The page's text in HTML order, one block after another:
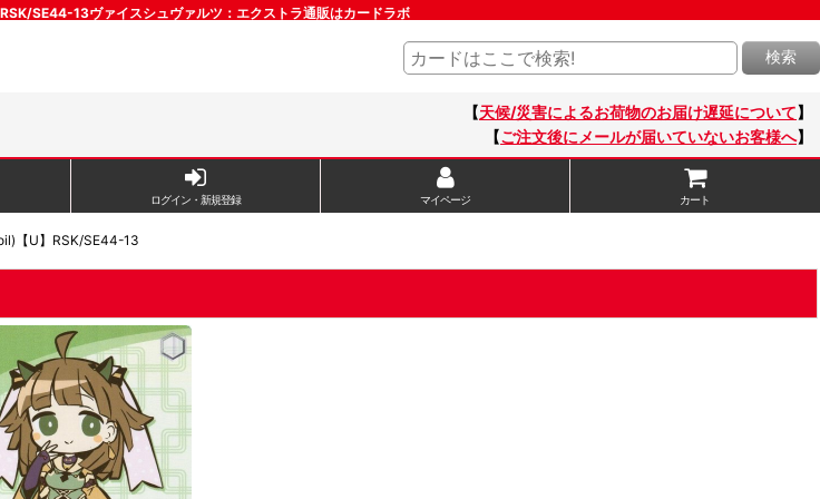
SE44-13ヴァイスシュヴァルツ：エクストラ通販はカードラボ
検索
【天候/災害によるお荷物のお届け遅延について】
【ご注文後にメールが届いていないお客様へ】
ログイン・新規登録 マイページ カート
【U】RSK/SE44-13